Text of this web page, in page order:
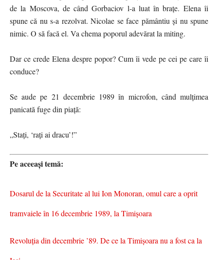
de la Moscova, de când Gorbaciov l-a luat în brațe. Elena îi
spune că nu s-a rezolvat. Nicolae se face pământiu și nu spune
nimic. O să facă el. Va chema poporul adevărat la miting.
Dar ce crede Elena despre popor? Cum îi vede pe cei pe care îi
conduce?
Se aude pe 21 decembrie 1989 în microfon, când mulțimea
panicată fuge din piață:
„Stați, ‘rați ai dracu’!”
Pe aceeași temă:
Dosarul de la Securitate al lui Ion Monoran, omul care a oprit
tramvaiele în 16 decembrie 1989, la Timișoara
Revoluția din decembrie ’89. De ce la Timișoara nu a fost ca la